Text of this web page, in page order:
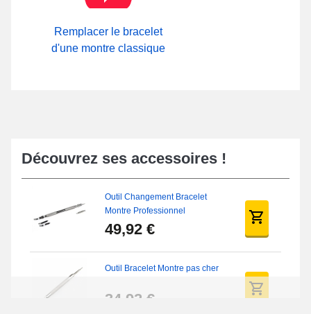
Remplacer le bracelet
d'une montre classique
Découvrez ses accessoires !
Outil Changement Bracelet
Montre Professionnel
49,92 €
Outil Bracelet Montre pas cher
34,92 €